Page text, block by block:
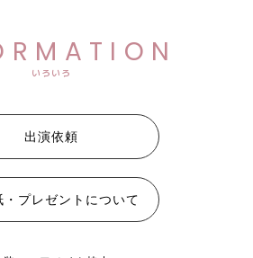
いろいろ
出演依頼
・プレゼントについて